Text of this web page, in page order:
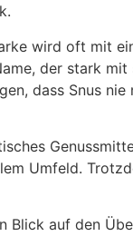
wird oft mit
der stark
dass Snus
Umfeld.
Blick auf den